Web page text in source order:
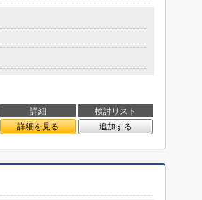
詳細
検討リスト
詳細を見る 追加する